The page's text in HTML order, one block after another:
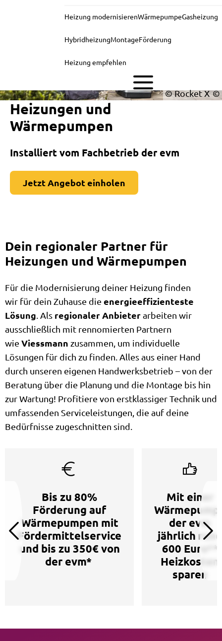
Heizung modernisierenWärmepumpeGasheizung
HybridheizungMontageFörderung
Heizung empfehlen
© Rocket X
Heizungen und
Wärmepumpen
Installiert vom Fachbetrieb der evm
Jetzt Angebot einholen
Dein regionaler Partner für
Heizungen und Wärmepumpen
Für die Modernisierung deiner Heizung finden
wir für dein Zuhause die energieeffizienteste
Lösung . Als regionaler Anbieterarbeiten wir
ausschließlich mit rennomierten Partnern
wie Viessmann zusammen, um individuelle
Lösungen für dich zu finden. Alles aus einer Hand
durch unseren eigenen Handwerksbetrieb – von der
Beratung über die Planung und die Montage bis hin
zur Wartung! Profitiere von erstklassiger Technik und
umfassenden Serviceleistungen, die auf deine
Bedürfnisse zugeschnitten sind.
Bis zu 80%
Förderung auf
Wärmepumpen mit
Fördermittelservice
und bis zu 350€ von
der evm*
Mit einer
der evm
jährlich rund
600 Euro**
Heizkosten
sparen